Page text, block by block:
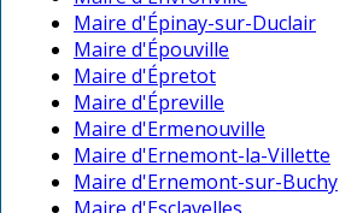
Maire d'Épinay-sur-Duclair
Maire d'Épouville
Maire d'Épretot
Maire d'Épreville
Maire d'Ermenouville
Maire d'Ernemont-la-Villette
Maire d'Ernemont-sur-Buchy